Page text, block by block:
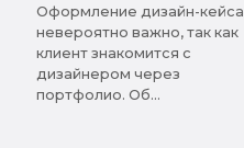
Оформление дизайн-кейса
невероятно важно, так как
клиент знакомится с
дизайнером через
портфолио. Об...